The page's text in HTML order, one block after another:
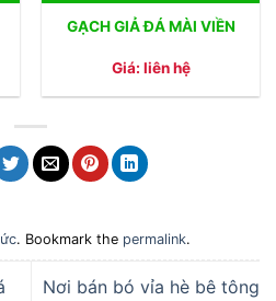
GẠCH GIẢ ĐÁ MÀI VIỀN
Giá: liên hệ
. Bookmark the permalink.
Nơi bán bó vỉa hè bê tông